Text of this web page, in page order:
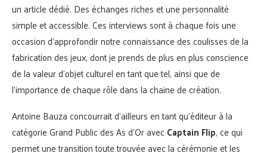
un article dédié. Des échanges riches et une personnalité
simple et accessible. Ces interviews sont à chaque fois une
occasion d’approfondir notre connaissance des coulisses de la
fabrication des jeux, dont je prends de plus en plus conscience
de la valeur d’objet culturel en tant que tel, ainsi que de
l’importance de chaque rôle dans la chaine de création.
Antoine Bauza concourrait d’ailleurs en tant qu’éditeur à la
catégorie Grand Public des As d’Or avecCaptain Flip, ce qui
permet une transition toute trouvée avec la cérémonie et les